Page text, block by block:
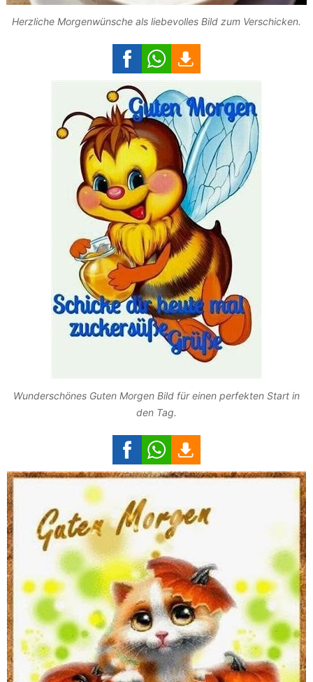
Herzliche Morgenwünsche als liebevolles Bild zum Verschicken.
Wunderschönes Guten Morgen Bild für einen perfekten Start in
den Tag.